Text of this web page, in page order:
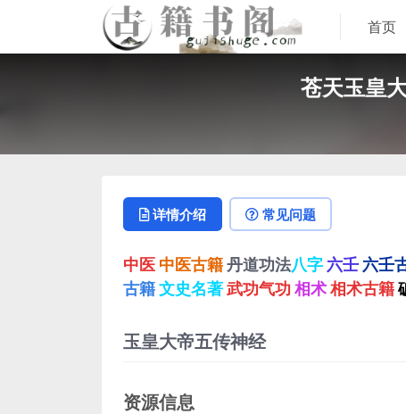
首页
苍天玉皇
详情介绍 常见问题
中医 中医古籍丹道功法八字 六壬 六壬
古籍文史名著武功气功 相术相术古籍
玉皇大帝五传神经
资源信息